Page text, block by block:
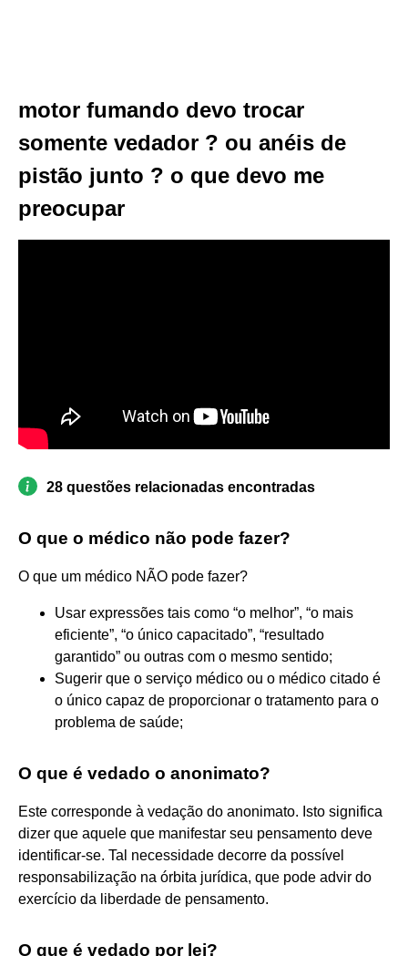
motor fumando devo trocar
somente vedador ? ou anéis de
pistão junto ? o que devo me
preocupar
28 questões relacionadas encontradas
O que o médico não pode fazer?
O que um médico NÃO pode fazer?
Usar expressões tais como “o melhor”, “o mais
eficiente”, “o único capacitado”, “resultado
garantido” ou outras com o mesmo sentido;
Sugerir que o serviço médico ou o médico citado é
o único capaz de proporcionar o tratamento para o
problema de saúde;
O que é vedado o anonimato?
Este corresponde à vedação do anonimato. Isto significa
dizer que aquele que manifestar seu pensamento deve
identificar-se. Tal necessidade decorre da possível
responsabilização na órbita jurídica, que pode advir do
exercício da liberdade de pensamento.
O que é vedado por lei?